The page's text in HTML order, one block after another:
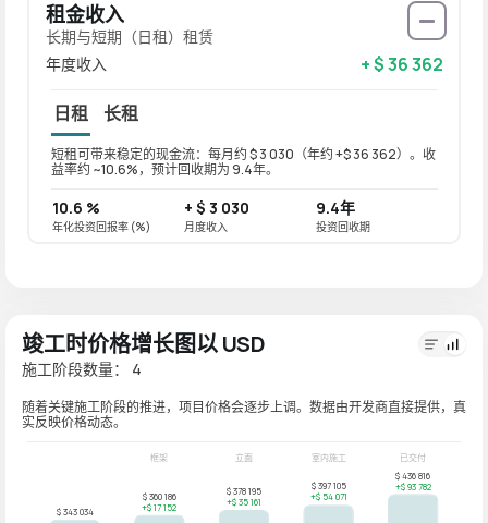
租金收入
长期与短期（日租）租赁
年度收入
+ $ 36 362
日租 长租
短租可带来稳定的现金流：每月约 $ 3 030（年约 +$ 36 362）。收
益率约 ~10.6%，预计回收期为 9.4年。
10.6 %
年化投资回报率 (%)
+ $ 3 030
月度收入
9.4年
投资回收期
竣工时价格增长图以 USD
施工阶段数量： 4
随着关键施工阶段的推进，项目价格会逐步上调。数据由开发商直接提供，真
实反映价格动态。